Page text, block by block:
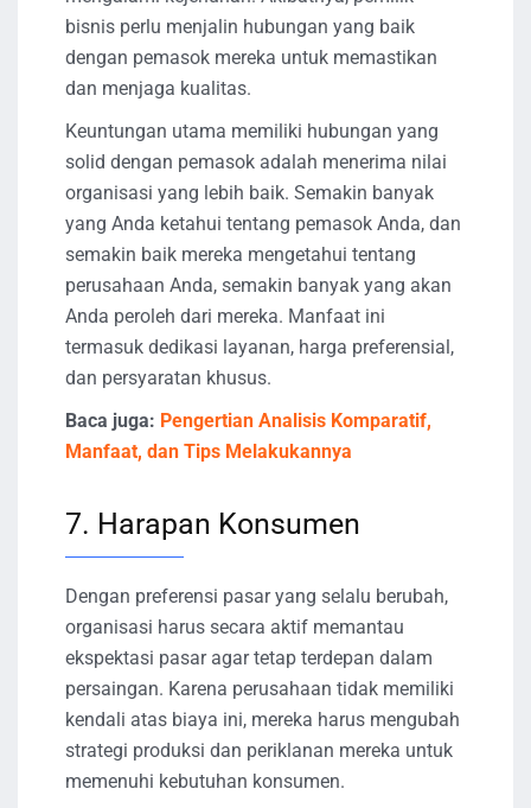
bisnis perlu menjalin hubungan yang baik
dengan pemasok mereka untuk memastikan
dan menjaga kualitas.
Keuntungan utama memiliki hubungan yang
solid dengan pemasok adalah menerima nilai
organisasi yang lebih baik. Semakin banyak
yang Anda ketahui tentang pemasok Anda, dan
semakin baik mereka mengetahui tentang
perusahaan Anda, semakin banyak yang akan
Anda peroleh dari mereka. Manfaat ini
termasuk dedikasi layanan, harga preferensial,
dan persyaratan khusus.
Baca juga: Pengertian Analisis Komparatif,
Manfaat, dan Tips Melakukannya
7. Harapan Konsumen
Dengan preferensi pasar yang selalu berubah,
organisasi harus secara aktif memantau
ekspektasi pasar agar tetap terdepan dalam
persaingan. Karena perusahaan tidak memiliki
kendali atas biaya ini, mereka harus mengubah
strategi produksi dan periklanan mereka untuk
memenuhi kebutuhan konsumen.